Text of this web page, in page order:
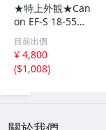
★特上外観★Can
on EF-S 18-55m
m F3.5-5.6 IS キ
ヤノン 標準ズー
ムレンズ 手ブレ
補正 動作確認済#
目前出價
¥ 4,800
($1,008)